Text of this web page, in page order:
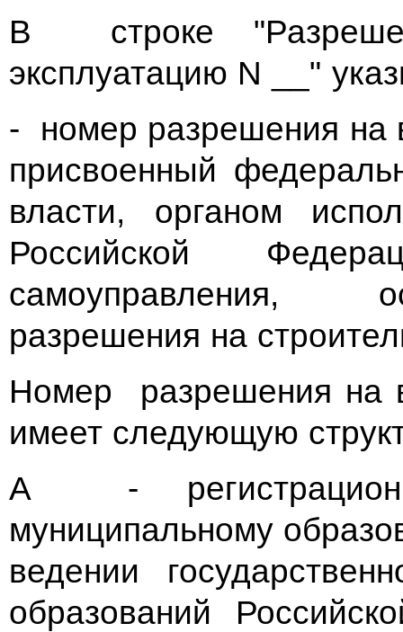
В строке
эксплуатацию N __"
- номер разрешения на
присвоенный
власти, органом
Российской
самоуправления,
разрешения на
Номер разрешения на
имеет следующую
А -
муниципальному
ведении
образований